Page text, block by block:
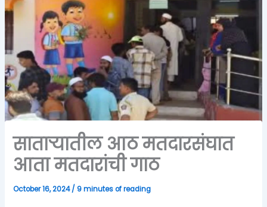
साताऱ्यातील आठ मतदारसंघात
आता मतदारांची गाठ
October 16, 2024/ 9 minutes of reading